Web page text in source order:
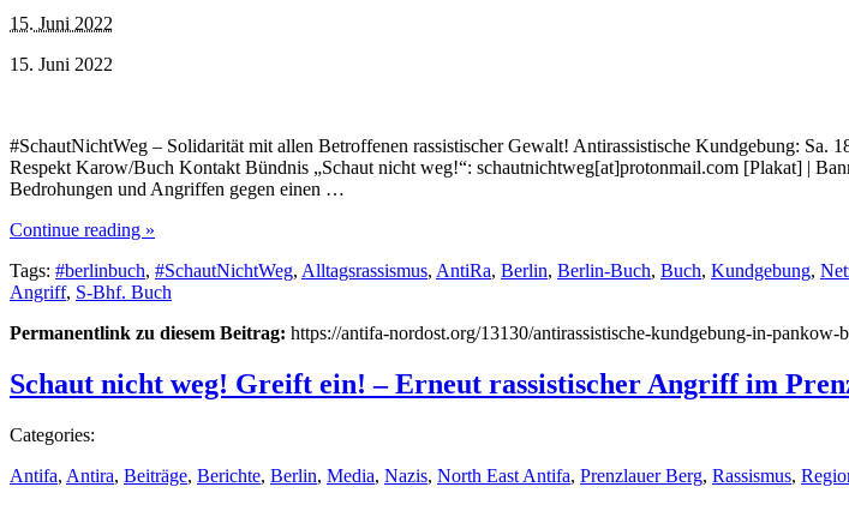
15. Juni 2022
15. Juni 2022
#SchautNichtWeg – Solidarität mit allen Betroffenen rassistischer Gewalt! Antirassistische Kundgebung:
Respekt Karow/Buch Kontakt Bündnis „Schaut nicht weg!“: schautnichtweg[at]protonmail.com [Plakat] |
Bedrohungen und Angriffen gegen einen …
Continue reading »
Tags: #berlinbuch, #SchautNichtWeg, Alltagsrassismus, AntiRa, Berlin, Berlin-Buch, Buch, Kundgebung,
Angriff, S-Bhf. Buch
Permanentlink zu diesem Beitrag: https://antifa-nordost.org/13130/antirassistische-kundgebung-in-
Schaut nicht weg! Greift ein! – Erneut rassistischer Angriff im
Categories:
Antifa, Antira, Beiträge, Berichte, Berlin, Media, Nazis, North East Antifa, Prenzlauer Berg, Rassismus,